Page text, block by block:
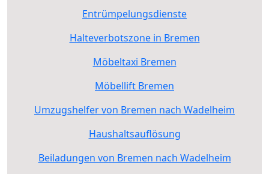
Entrümpelungsdienste
Halteverbotszone in Bremen
Möbeltaxi Bremen
Möbellift Bremen
Umzugshelfer von Bremen nach Wadelheim
Haushaltsauflösung
Beiladungen von Bremen nach Wadelheim